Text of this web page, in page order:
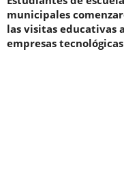
municipales
las visitas educativas a
empresas tecnológicas